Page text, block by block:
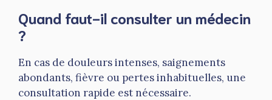
Quand faut-il consulter un médecin
?
En cas de douleurs intenses, saignements
abondants, fièvre ou pertes inhabituelles, une
consultation rapide est nécessaire.